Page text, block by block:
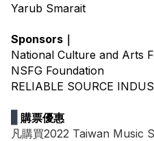
Yarub Smarait
Sponsors｜
National Culture and Arts
NSFG Foundation
RELIABLE SOURCE
購票優惠
凡購買2022 Taiwan Music